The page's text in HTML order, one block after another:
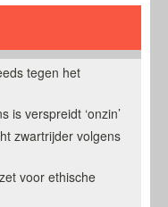
tegen het
is verspreidt ‘onzin’
zwartrijder volgens
voor ethische